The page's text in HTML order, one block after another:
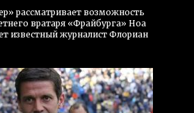
рассматривает возможность
вратаря «Фрайбурга» Ноа
известный журналист Флориан